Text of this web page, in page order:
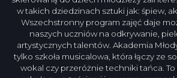
w takich dziedzinach sztuki jak: śpiew,
Wszechstronny program zajęć daje
naszych uczniów na odkrywanie,
artystycznych talentów. Akademia
tylko szkoła musicalowa, która łączy ze
wokal czy przeróżnie techniki tańca.